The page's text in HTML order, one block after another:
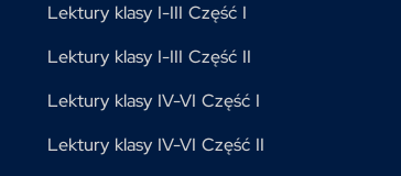
Lektury klasy I-III Część I
Lektury klasy I-III Część II
Lektury klasy IV-VI Część I
Lektury klasy IV-VI Część II